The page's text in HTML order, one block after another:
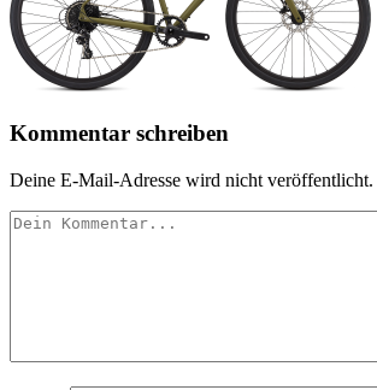
Kommentar schreiben
Deine E-Mail-Adresse wird nicht veröffentlicht.